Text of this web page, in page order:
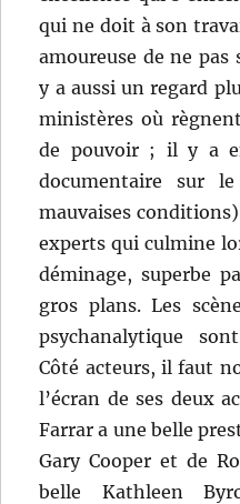
qui ne doit à son
amoureuse de ne
y a aussi un regard
ministères où
de pouvoir ; il y a
documentaire sur
mauvaises
experts qui culmine
déminage, superbe
gros plans. Les
psychanalytique
Côté acteurs, il faut
l’écran de ses deux
Farrar a une belle
Gary Cooper et de
belle Kathleen